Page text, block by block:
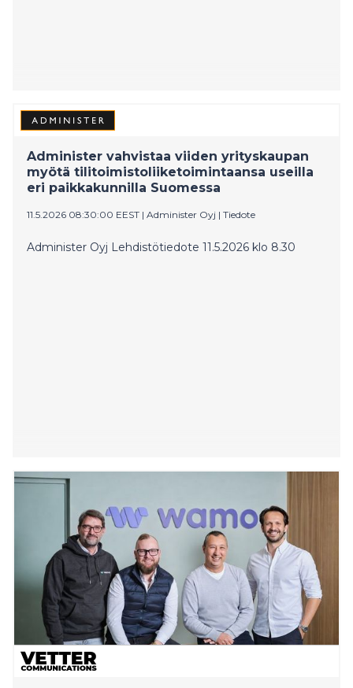
Administer vahvistaa viiden yrityskaupan
myötä tilitoimistoliiketoimintaansa useilla
eri paikkakunnilla Suomessa
11.5.2026 08:30:00 EEST | Administer Oyj | Tiedote
Administer Oyj Lehdistötiedote 11.5.2026 klo 8.30